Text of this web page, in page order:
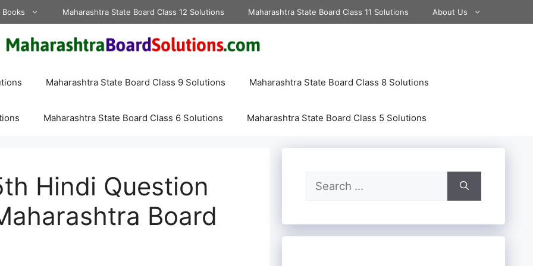
Maharashtra State Board Class 12 Solutions Maharashtra State Board Class 11 Solutions About Us
Maharashtra State Board Class 9 Solutions Maharashtra State Board Class 8 Solutions
Maharashtra State Board Class 6 Solutions Maharashtra State Board Class 5 Solutions
Hindi Question
Board
Search
for: